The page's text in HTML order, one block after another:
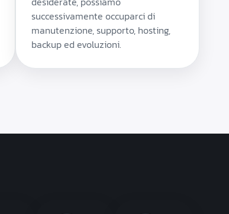
successivamente occuparci di
manutenzione, supporto, hosting,
backup ed evoluzioni.